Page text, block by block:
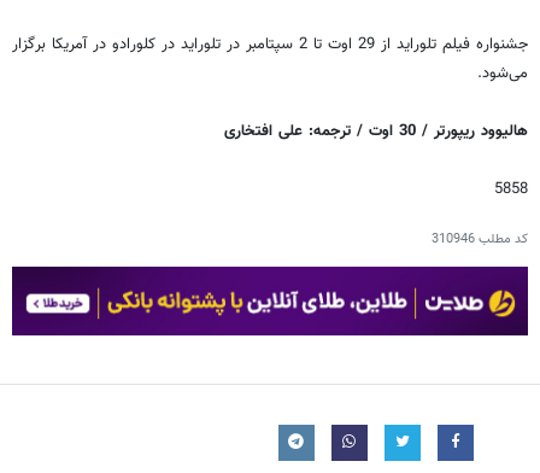
جشنواره فیلم تلوراید از 29 اوت تا 2 سپتامبر در تلوراید در کلورادو در آمریکا برگزار
می‌شود.
هالیوود ریپورتر / 30 اوت / ترجمه: علی افتخاری
5858
کد مطلب310946